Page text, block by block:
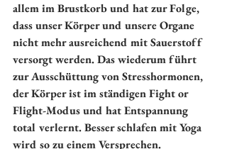
allem im Brustkorb und hat zur Folge,
dass unser Körper und unsere Organe
nicht mehr ausreichend mit Sauerstoff
versorgt werden. Das wiederum führt
zur Ausschüttung von Stresshormonen,
der Körper ist im ständigen Fight or
Flight-Modus und hat Entspannung
total verlernt. Besser schlafen mit Yoga
wird so zu einem Versprechen.